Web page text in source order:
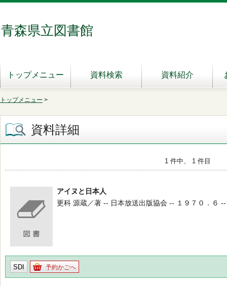
青森県立図書館
トップメニュー 資料検索 資料紹介
トップメニュー >
資料詳細
1 件中、 1 件目
アイヌと日本人
更科 源蔵／著 -- 日本放送出版協会 -- １９７０．６ --
SDI 予約かごへ